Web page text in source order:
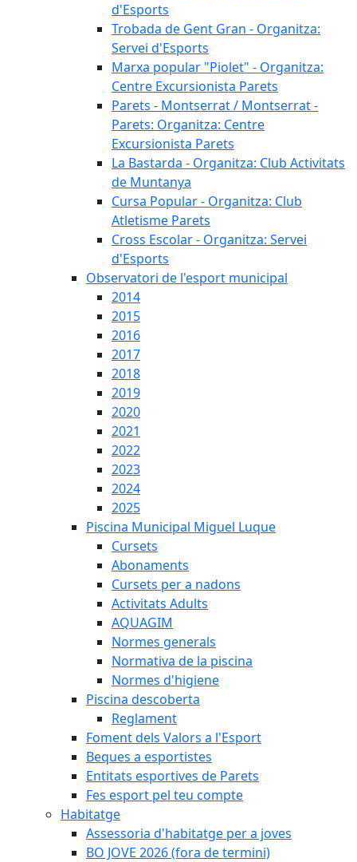
d'Esports
Trobada de Gent Gran - Organitza:
Servei d'Esports
Marxa popular "Piolet" - Organitza:
Centre Excursionista Parets
Parets - Montserrat / Montserrat -
Parets: Organitza: Centre
Excursionista Parets
La Bastarda - Organitza: Club Activitats
de Muntanya
Cursa Popular - Organitza: Club
Atletisme Parets
Cross Escolar - Organitza: Servei
d'Esports
Observatori de l'esport municipal
2014
2015
2016
2017
2018
2019
2020
2021
2022
2023
2024
2025
Piscina Municipal Miguel Luque
Cursets
Abonaments
Cursets per a nadons
Activitats Adults
AQUAGIM
Normes generals
Normativa de la piscina
Normes d'higiene
Piscina descoberta
Reglament
Foment dels Valors a l'Esport
Beques a esportistes
Entitats esportives de Parets
Fes esport pel teu compte
Habitatge
Assessoria d'habitatge per a joves
BO JOVE 2026 (fora de termini)